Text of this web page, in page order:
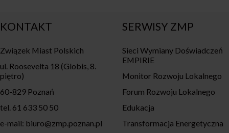
KONTAKT
Związek Miast Polskich
ul. Roosevelta 18 (Globis, 8.
piętro)
60-829 Poznań
tel. 61 633 50 50
e-mail: biuro@zmp.poznan.pl
SERWISY ZMP
Sieci Wymiany Doświadczeń
EMPIRIE
Monitor Rozwoju Lokalnego
Forum Rozwoju Lokalnego
Edukacja
Transformacja Energetyczna